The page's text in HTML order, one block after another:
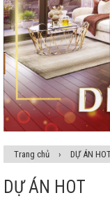
Trang chủ › DỰ ÁN HOT
DỰ ÁN HOT